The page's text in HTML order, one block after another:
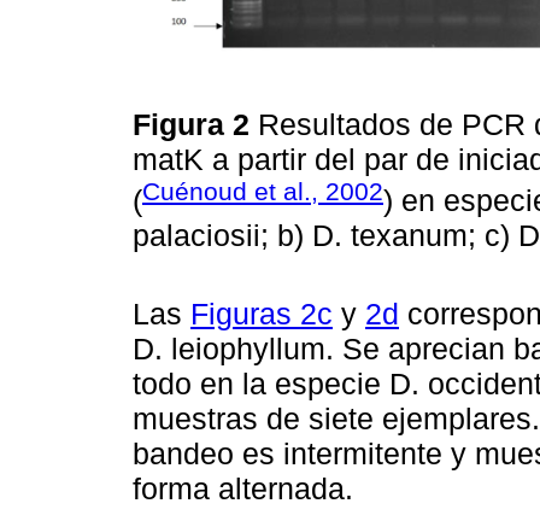
Figura 2 Resultados de PCR
matK a partir del par de
(Cuénoud et al., 2002) en
palaciosii; b) D. texanum; c)
Las Figuras 2c y 2d
D. leiophyllum. Se aprecian
todo en la especie D.
muestras de siete
bandeo es intermitente y
forma alternada.